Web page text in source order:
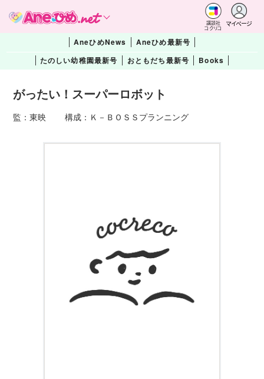
講談社
コクリコ
マイページ
AneひめNews
Aneひめ最新号
たのしい幼稚園最新号
おともだち最新号 Books
がったい！スーパーロボット
監：東映 構成：Ｋ－ＢＯＳＳプランニング